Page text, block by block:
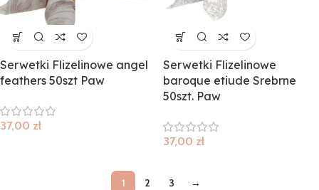
Serwetki Flizelinowe angel
feathers 50szt Paw
37,00 zł
Serwetki Flizelinowe
baroque etiude Srebrne
50szt. Paw
37,00 zł
1 2 3 →